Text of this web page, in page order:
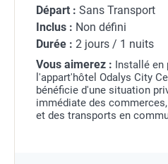
Départ : Sans Transport
Inclus : Non défini
Durée : 2 jours / 1 nuits
Vous aimerez : Installé en
l'appart'hôtel Odalys City
bénéficie d'une situation
immédiate des
et des transports en